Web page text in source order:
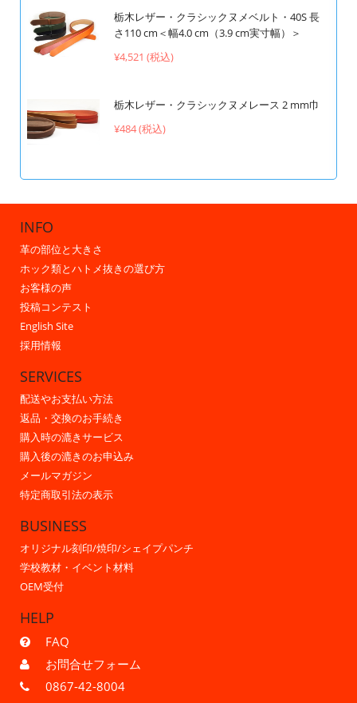
栃木レザー・クラシックヌメベルト・40S 長
さ110 cm＜幅4.0 cm（3.9 cm実寸幅）＞
¥4,521 (税込)
栃木レザー・クラシックヌメレース 2 mm巾
¥484 (税込)
INFO
革の部位と大きさ
ホック類とハトメ抜きの選び方
お客様の声
投稿コンテスト
English Site
採用情報
SERVICES
配送やお支払い方法
返品・交換のお手続き
購入時の漉きサービス
購入後の漉きのお申込み
メールマガジン
特定商取引法の表示
BUSINESS
オリジナル刻印/焼印/シェイプパンチ
学校教材・イベント材料
OEM受付
HELP
FAQ
お問合せフォーム
0867-42-8004